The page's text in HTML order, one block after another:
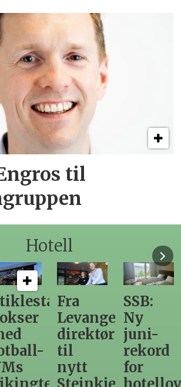
til
Hotell
SSB:
Ny
juni-
rekord
for
Elendig
gir
utslag